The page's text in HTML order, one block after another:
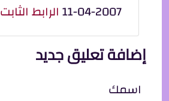
11-04-2007الرابط الثابت
إضافة تعليق جديد
اسمك